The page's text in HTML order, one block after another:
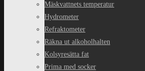
Mäskvattnets temperatur
Hydrometer
Refraktometer
Räkna ut alkoholhalten
Kolsyresätta fat
Prima med socker